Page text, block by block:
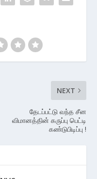
NEXT
தேடப்பட்டு வந்த சீன
விமானத்தின் கருப்பு பெட்டி
கண்டுபிடிப்பு !